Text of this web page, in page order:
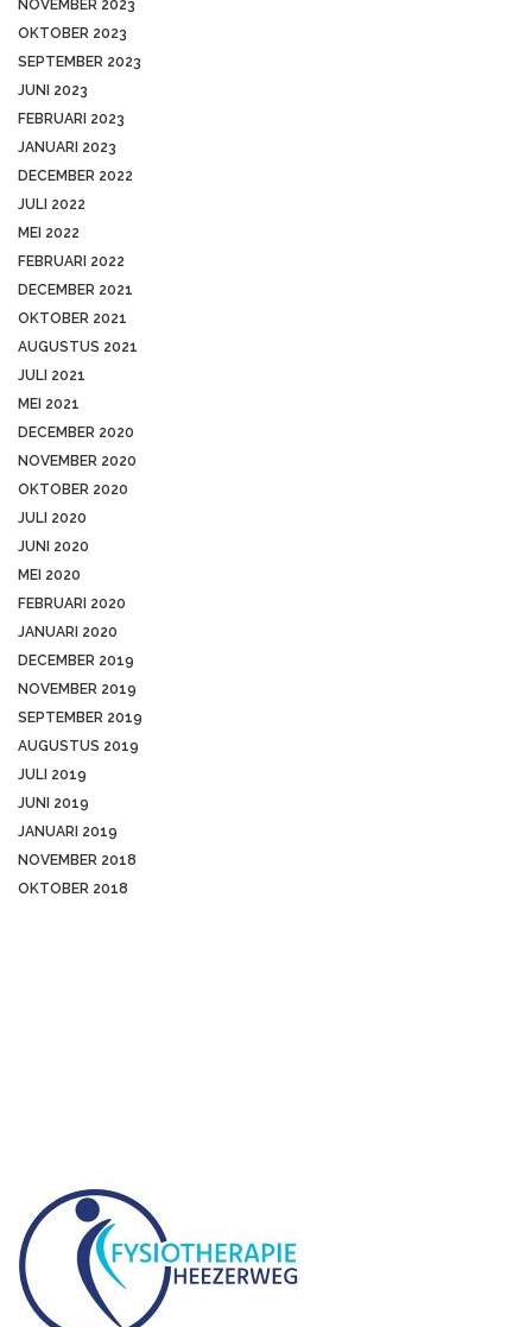
NOVEMBER 2023
OKTOBER 2023
SEPTEMBER 2023
JUNI 2023
FEBRUARI 2023
JANUARI 2023
DECEMBER 2022
JULI 2022
MEI 2022
FEBRUARI 2022
DECEMBER 2021
OKTOBER 2021
AUGUSTUS 2021
JULI 2021
MEI 2021
DECEMBER 2020
NOVEMBER 2020
OKTOBER 2020
JULI 2020
JUNI 2020
MEI 2020
FEBRUARI 2020
JANUARI 2020
DECEMBER 2019
NOVEMBER 2019
SEPTEMBER 2019
AUGUSTUS 2019
JULI 2019
JUNI 2019
JANUARI 2019
NOVEMBER 2018
OKTOBER 2018